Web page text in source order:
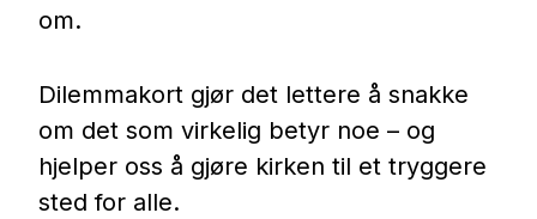
om.
Dilemmakort gjør det lettere å snakke
om det som virkelig betyr noe – og
hjelper oss å gjøre kirken til et tryggere
sted for alle.